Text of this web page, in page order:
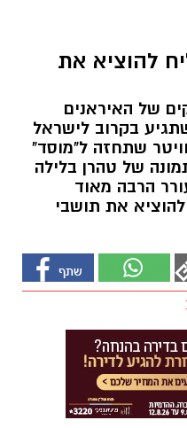
להוציא את
של האיראנים
בקרוב לישראל
שתחזה ל"מוסד"
של טהרן בלילה
הרבה מאוד
להוציא את תושבי